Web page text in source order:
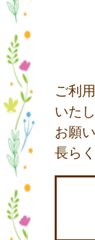
ご利
いた
お願
長ら